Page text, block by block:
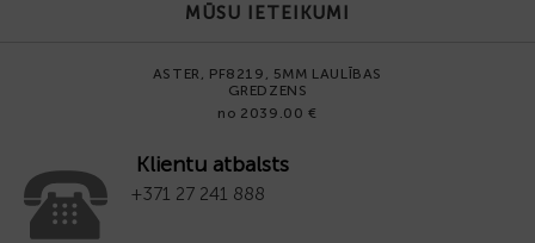
MŪSU IETEIKUMI
ASTER, PF8219, 5MM LAULĪBAS
GREDZENS
no 2039.00 €
Klientu atbalsts
+371 27 241 888